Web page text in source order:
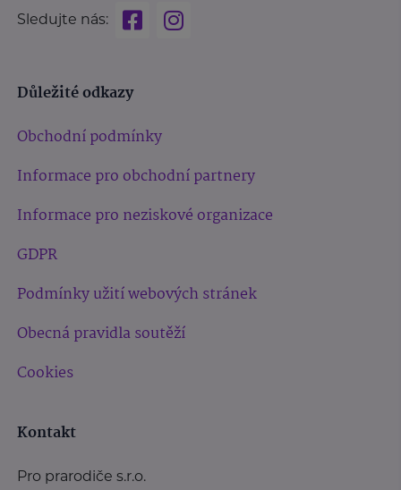
Sledujte nás:
Důležité odkazy
Obchodní podmínky
Informace pro obchodní partnery
Informace pro neziskové organizace
GDPR
Podmínky užití webových stránek
Obecná pravidla soutěží
Cookies
Kontakt
Pro prarodiče s.r.o.